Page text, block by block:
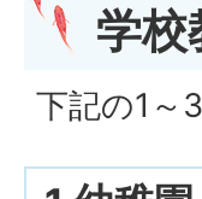
学校
下記の1～